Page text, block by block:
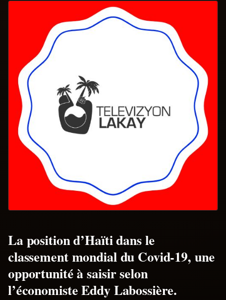
La position d’Haïti dans le
classement mondial du Covid-19, une
opportunité à saisir selon
l’économiste Eddy Labossière.